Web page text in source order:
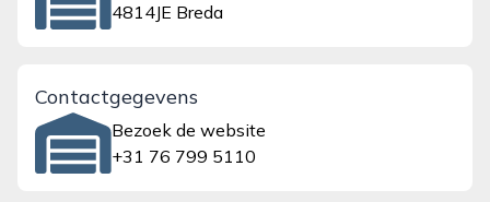
4814JE Breda
Contactgegevens
Bezoek de website
+31 76 799 5110